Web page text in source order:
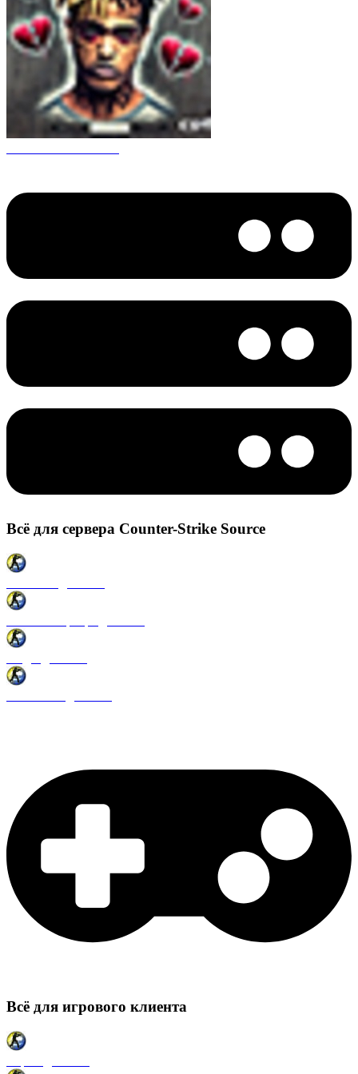
Всё для сервера Counter-Strike Source
Всё для игрового клиента